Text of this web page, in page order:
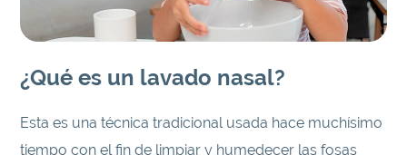
¿Qué es un lavado nasal?
Esta es una técnica tradicional usada hace muchísimo
tiempo con el fin de limpiar y humedecer las fosas